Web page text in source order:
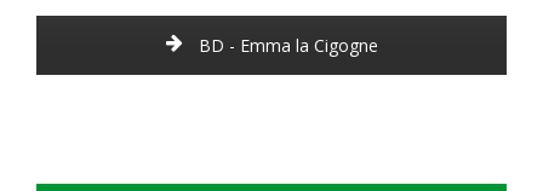
BD - Emma la Cigogne